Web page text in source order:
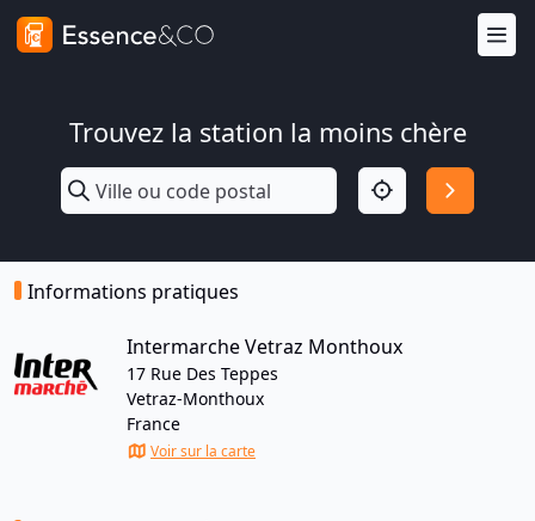
Trouvez la station la moins chère
Informations pratiques
Intermarche Vetraz Monthoux
17 Rue Des Teppes
Vetraz-Monthoux
France
Voir sur la carte